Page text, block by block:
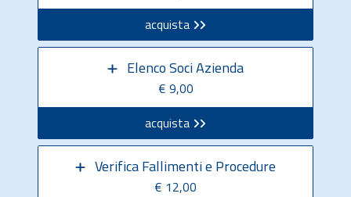
acquista
Elenco Soci Azienda
€ 9,00
acquista
Verifica Fallimenti e Procedure
€ 12,00